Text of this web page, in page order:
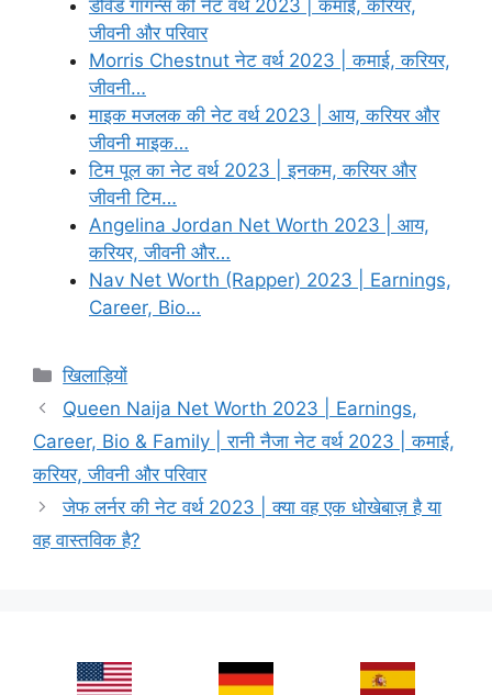
डेविड गॉगन्स की नेट वर्थ 2023 | कमाई, करियर,
जीवनी और परिवार
Morris Chestnut नेट वर्थ 2023 | कमाई, करियर,
जीवनी…
माइक मजलक की नेट वर्थ 2023 | आय, करियर और
जीवनी माइक…
टिम पूल का नेट वर्थ 2023 | इनकम, करियर और
जीवनी टिम…
Angelina Jordan Net Worth 2023 | आय,
करियर, जीवनी और…
Nav Net Worth (Rapper) 2023 | Earnings,
Career, Bio…
Categories
खिलाड़ियों
Queen Naija Net Worth 2023 | Earnings,
Career, Bio & Family | रानी नैजा नेट वर्थ 2023 | कमाई,
करियर, जीवनी और परिवार
जेफ लर्नर की नेट वर्थ 2023 | क्या वह एक धोखेबाज़ है या
वह वास्तविक है?